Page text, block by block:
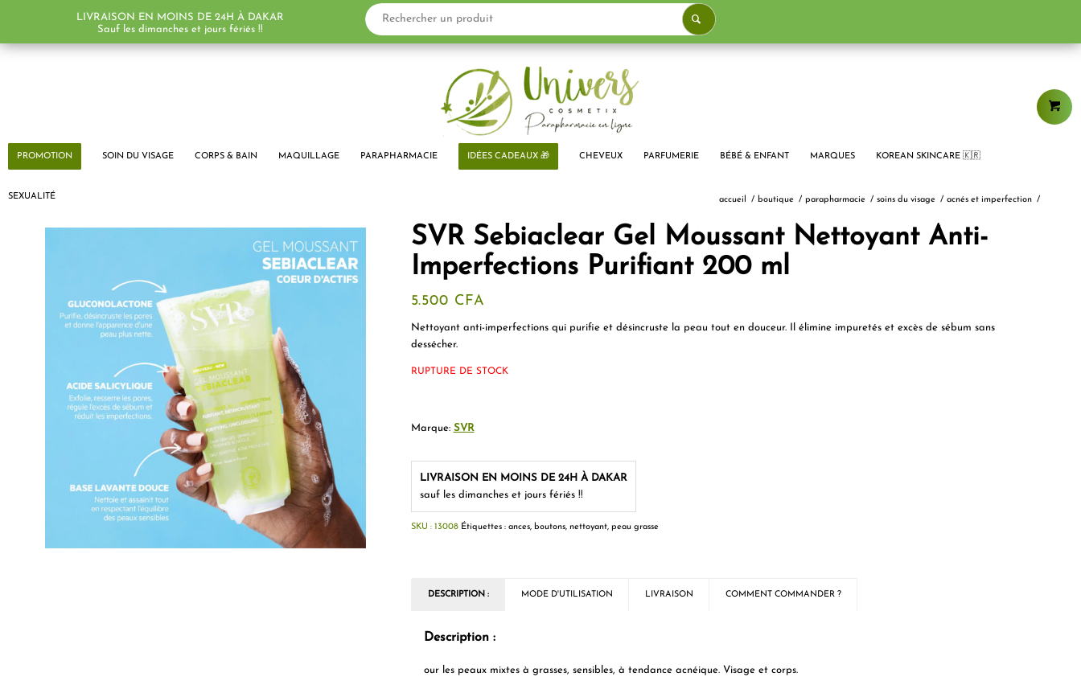
PROMOTION SOIN DU VISAGE CORPS & BAIN MAQUILLAGE PARAPHARMACIE IDÉES CADEAUX 🎁 CHEVEUX PARFUMERIE BÉBÉ & ENFANT MARQUES KOREAN SKINCARE 🇰🇷
SEXUALITÉ accueil / boutique / parapharmacie / soins du visage / acnés et imperfection /
SVR Sebiaclear Gel Moussant Nettoyant Anti-
Imperfections Purifiant 200 ml
5.500 CFA
Nettoyant anti-imperfections qui purifie et désincruste la peau tout en douceur. Il élimine impuretés et excès de sébum sans
dessécher.
RUPTURE DE STOCK
Marque: SVR
LIVRAISON EN MOINS DE 24H À DAKAR
sauf les dimanches et jours fériés !!
SKU : 13008 Étiquettes : ances, boutons, nettoyant, peau grasse
DESCRIPTION : MODE D'UTILISATION LIVRAISON COMMENT COMMANDER ?
Description :
our les peaux mixtes à grasses, sensibles, à tendance acnéique. Visage et corps.
LIVRAISON EN MOINS DE 24H À DAKAR
Sauf les dimanches et jours fériés !!